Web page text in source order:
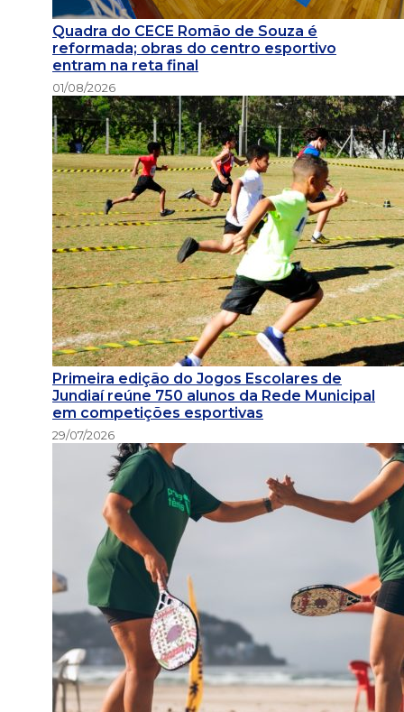
Quadra do CECE Romão de Souza é
reformada; obras do centro esportivo
entram na reta final
01/08/2026
Primeira edição do Jogos Escolares de
Jundiaí reúne 750 alunos da Rede Municipal
em competições esportivas
29/07/2026